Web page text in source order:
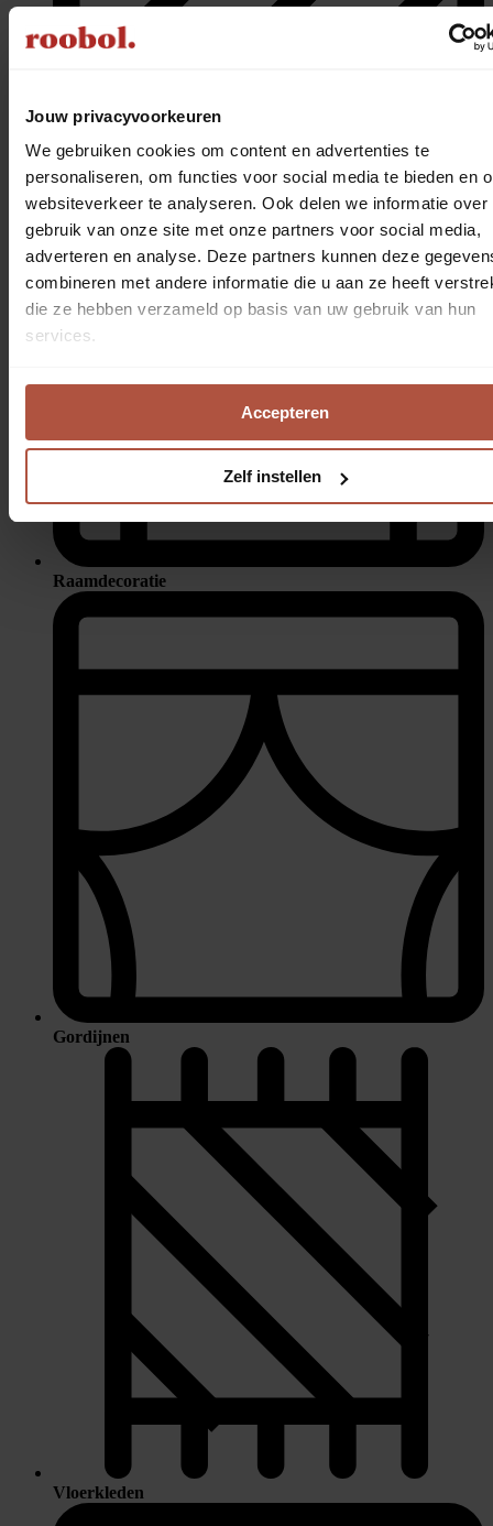
Jouw privacyvoorkeuren
We gebruiken cookies om content en advertenties te
personaliseren, om functies voor social media te bieden en
websiteverkeer te analyseren. Ook delen we informatie over
gebruik van onze site met onze partners voor social media,
adverteren en analyse. Deze partners kunnen deze
combineren met andere informatie die u aan ze heeft
die ze hebben verzameld op basis van uw gebruik van hun
services.
Accepteren
Zelf instellen
Vloeren
Raamdecoratie
Gordijnen
Vloerkleden